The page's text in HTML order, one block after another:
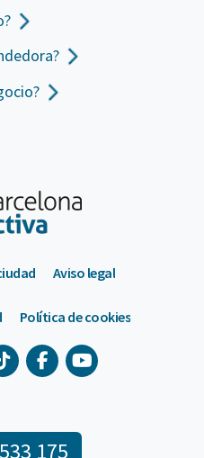
Aviso legal
Política de cookies
175